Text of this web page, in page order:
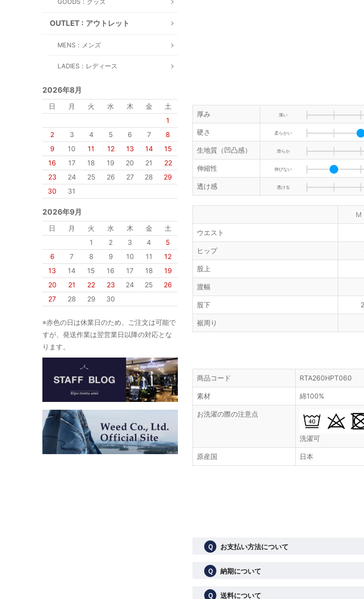
GOODS：グッズ
OUTLET : アウトレット
MENS：メンズ
LADIES：レディース
2026年8月
日 月 火 水 木 金
土
1
2
3 4 5 6 7
8
9
10 11 12 13 14
15
16
17 18 19 20 21
22
23
24 25 26 27 28
29
30
31
2026年9月
日 月 火 水 木 金
土
1
2 3 4
5
6
7 8 9 10 11
12
13
14 15 16 17 18
19
20
21 22 23 24 25
26
27
28 29 30
※赤色の日は休業日のため、ご注文は可能で
すが、発送作業は翌営業日以降の対応とな
ります。
厚み 薄い
硬さ 柔らかい
生地質（凹凸感） 滑らか
伸縮性 伸びない
透け感 透ける
M
ウエスト
ヒップ
股上
渡幅
股下
裾周り
商品コード RTA260HPT060
素材 綿100%
お洗濯の際の注意点
洗濯可
原産国 日本
Ｑ お支払い方法について
Ｑ 納期について
Ｑ 送料について